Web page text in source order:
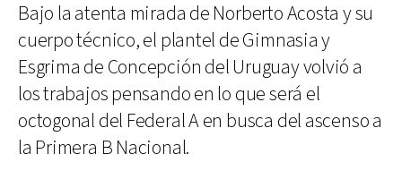
Bajo la atenta mirada de Norberto Acosta y su
cuerpo técnico, el plantel de Gimnasia y
Esgrima de Concepción del Uruguay volvió a
los trabajos pensando en lo que será el
octogonal del Federal A en busca del ascenso a
la Primera B Nacional.